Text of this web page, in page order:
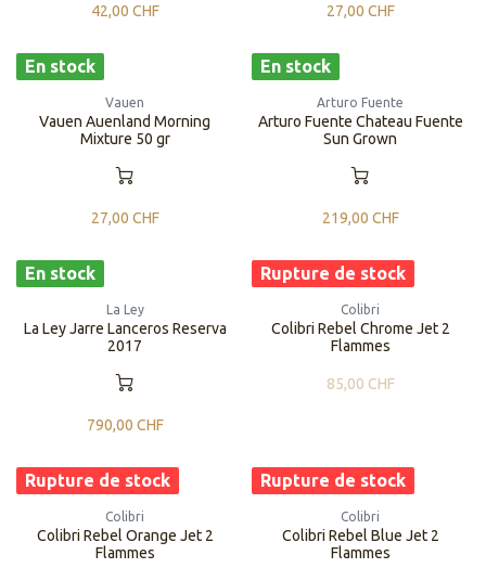
42,00 CHF 27,00 CHF
En stock
Vauen
Vauen Auenland Morning
Mixture 50 gr
27,00 CHF
En stock
Arturo Fuente
Arturo Fuente Chateau Fuente
Sun Grown
219,00 CHF
En stock
La Ley
La Ley Jarre Lanceros Reserva
2017
790,00 CHF
Rupture de stock
Colibri
Colibri Rebel Chrome Jet 2
Flammes
85,00 CHF
Rupture de stock
Colibri
Colibri Rebel Orange Jet 2
Flammes
Rupture de stock
Colibri
Colibri Rebel Blue Jet 2
Flammes